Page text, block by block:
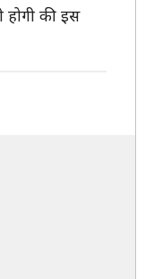
होगी की इस